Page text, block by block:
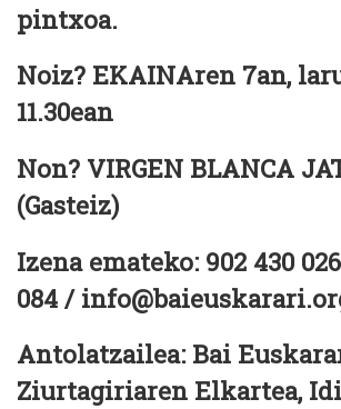
pintxoa.
Noiz? EKAINAren 7an,
11.30ean
Non? VIRGEN BLANCA
(Gasteiz)
Izena emateko: 902 430
084 /
Antolatzailea: Bai
Ziurtagiriaren Elkartea,